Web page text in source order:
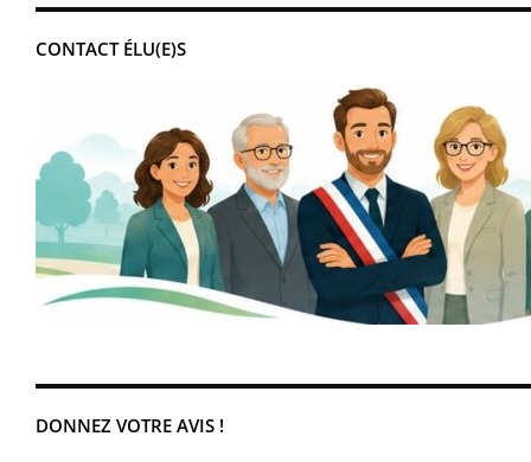
CONTACT ÉLU(E)S
DONNEZ VOTRE AVIS !